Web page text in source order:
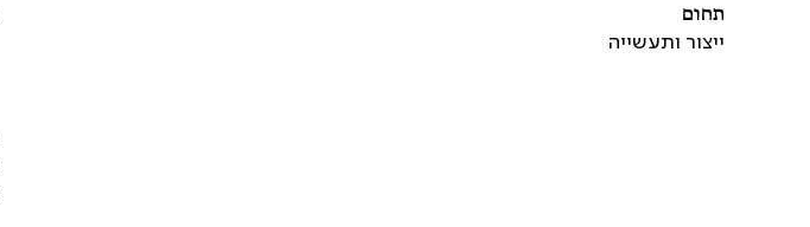
תחום
ייצור ותעשייה